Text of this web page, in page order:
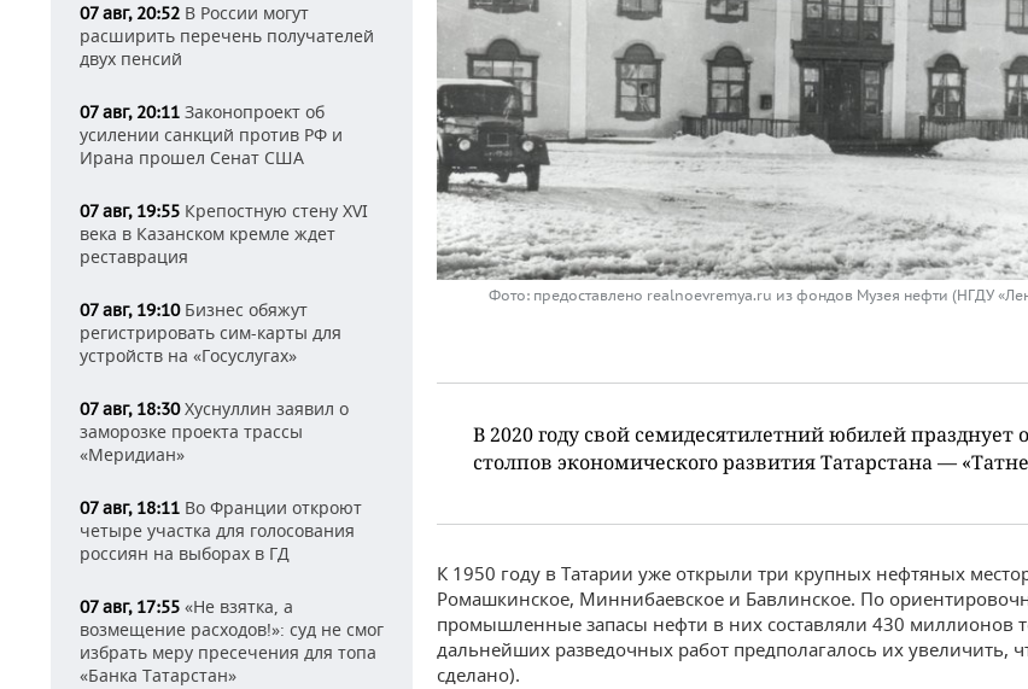
07 авг, 20:52 В России могут
расширить перечень получателей
двух пенсий
07 авг, 20:11 Законопроект об
усилении санкций против РФ и
Ирана прошел Сенат США
07 авг, 19:55 Крепостную стену XVI
века в Казанском кремле ждет
реставрация
07 авг, 19:10Бизнес обяжут
регистрировать сим-карты для
устройств на «Госуслугах»
07 авг, 18:30Хуснуллин заявил о
заморозке проекта трассы
«Меридиан»
07 авг, 18:11 Во Франции откроют
четыре участка для голосования
россиян на выборах в ГД
07 авг, 17:55 «Не взятка, а
возмещение расходов!»: суд не смог
избрать меру пресечения для топа
«Банка Татарстан»
Фото: предоставлено realnoevremya.ru из фондов Музея нефти (НГДУ
В 2020 году свой семидесятилетний юбилей празднует
столпов экономического развития Татарстана —
К 1950 году в Татарии уже открыли три крупных нефтяных
Ромашкинское, Миннибаевское и Бавлинское. По
промышленные запасы нефти в них составляли 430 миллионов
дальнейших разведочных работ предполагалось их увеличить,
сделано).